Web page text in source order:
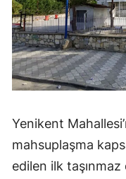
Yenikent
mahsuplaşma
edilen ilk